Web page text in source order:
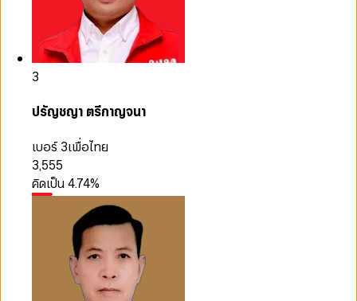
3
ปรัญชญา ตรีกาญจนา
เบอร์ 3เพื่อไทย
3,555
คิดเป็น4.74%